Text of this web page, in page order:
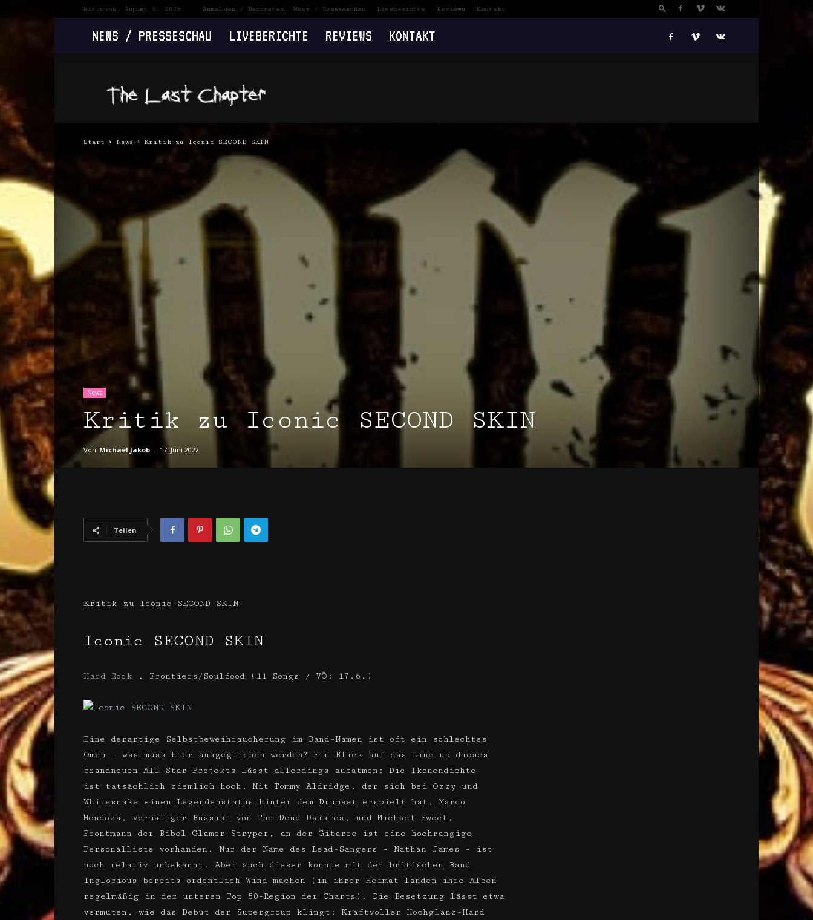
Mittwoch, August 5, 2026 Anmelden / Beitreten News / Presseschau Liveberichte Reviews Kontakt
NEWS / PRESSESCHAU LIVEBERICHTE REVIEWS KONTAKT
Last
Chapter
Start News Kritik zu Iconic SECOND SKIN
News
Kritik zu Iconic SECOND SKIN
Von Michael Jakob - 17. Juni 2022
Teilen
Kritik zu Iconic SECOND SKIN
Iconic SECOND SKIN
Hard Rock , Frontiers/Soulfood (11 Songs / VÖ: 17.6.)
Eine derartige Selbst­beweih­räucherung im Band-Namen ist oft ein schlechtes
Omen – was muss hier ausgeglichen werden? Ein Blick auf das Line-up dieses
brandneuen All-Star-Projekts lässt allerdings aufatmen: Die Ikonendichte
ist tatsächlich ziemlich hoch. Mit Tommy Aldridge, der sich bei Ozzy und
Whitesnake einen Legendenstatus hinter dem Drumset erspielt hat, Marco
Mendoza, vormaliger Bassist von The Dead Daisies, und Michael Sweet,
Frontmann der Bibel-Glamer Stryper, an der Gitarre ist eine hochrangige
Personalliste vorhanden. Nur der Name des Lead-Sängers – Nathan James – ist
noch relativ unbekannt. Aber auch dieser konnte mit der britischen Band
Inglorious bereits ordentlich Wind machen (in ihrer Heimat landen ihre Alben
regelmäßig in der unteren Top 50-Region der Charts). Die Besetzung lässt etwa
vermuten, wie das Debüt der Supergroup klingt: Kraftvoller Hochglanz-Hard